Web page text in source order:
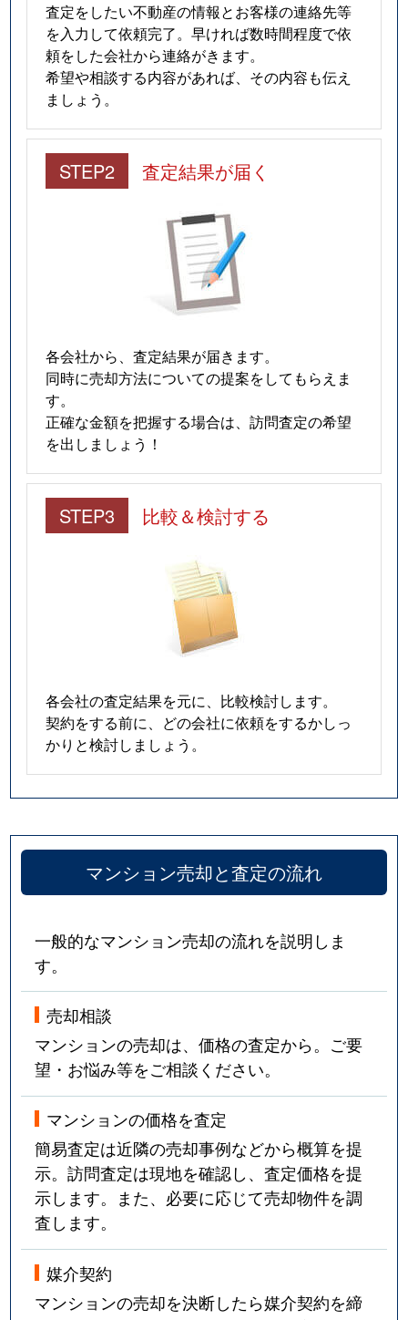
査定をしたい不動産の情報とお客様の連絡先等
を入力して依頼完了。早ければ数時間程度で依
頼をした会社から連絡がきます。
希望や相談する内容があれば、その内容も伝え
ましょう。
STEP2 査定結果が届く
各会社から、査定結果が届きます。
同時に売却方法についての提案をしてもらえま
す。
正確な金額を把握する場合は、訪問査定の希望
を出しましょう！
STEP3 比較＆検討する
各会社の査定結果を元に、比較検討します。
契約をする前に、どの会社に依頼をするかしっ
かりと検討しましょう。
マンション売却と査定の流れ
一般的なマンション売却の流れを説明しま
す。
売却相談
マンションの売却は、価格の査定から。ご要
望・お悩み等をご相談ください。
マンションの価格を査定
簡易査定は近隣の売却事例などから概算を提
示。訪問査定は現地を確認し、査定価格を提
示します。また、必要に応じて売却物件を調
査します。
媒介契約
マンションの売却を決断したら媒介契約を締